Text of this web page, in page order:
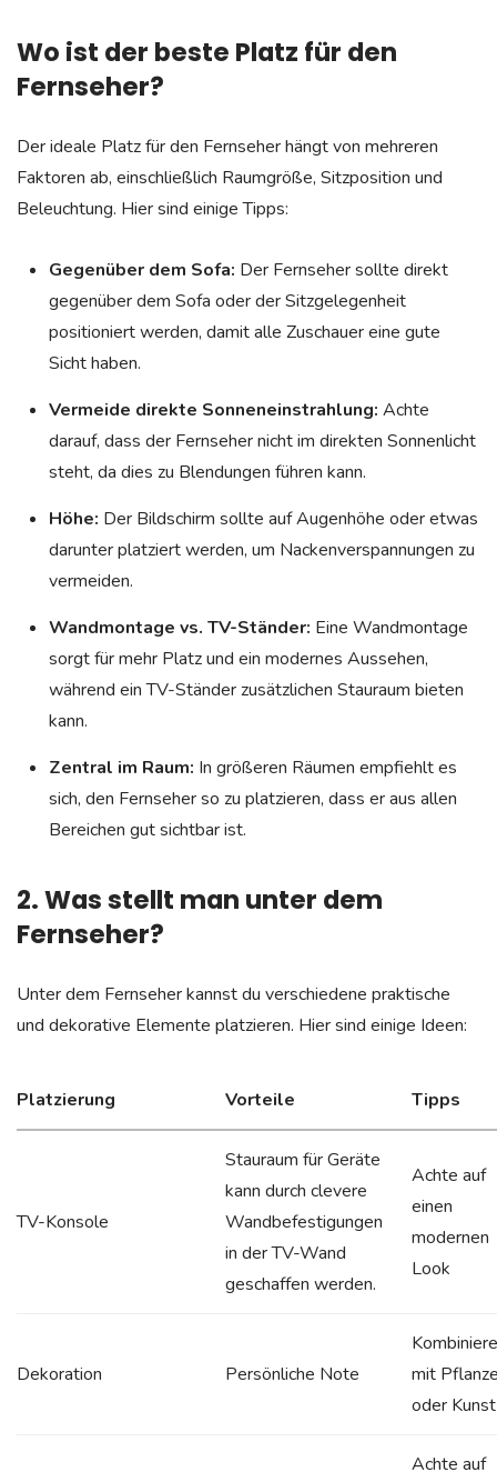
Wo ist der beste Platz für den
Fernseher?
Der ideale Platz für den Fernseher hängt von mehreren
Faktoren ab, einschließlich Raumgröße, Sitzposition und
Beleuchtung. Hier sind einige Tipps:
Gegenüber dem Sofa: Der Fernseher sollte direkt
gegenüber dem Sofa oder der Sitzgelegenheit
positioniert werden, damit alle Zuschauer eine gute
Sicht haben.
Vermeide direkte Sonneneinstrahlung: Achte
darauf, dass der Fernseher nicht im direkten Sonnenlicht
steht, da dies zu Blendungen führen kann.
Höhe: Der Bildschirm sollte auf Augenhöhe oder etwas
darunter platziert werden, um Nackenverspannungen zu
vermeiden.
Wandmontage vs. TV-Ständer: Eine Wandmontage
sorgt für mehr Platz und ein modernes Aussehen,
während ein TV-Ständer zusätzlichen Stauraum bieten
kann.
Zentral im Raum: In größeren Räumen empfiehlt es
sich, den Fernseher so zu platzieren, dass er aus allen
Bereichen gut sichtbar ist.
2. Was stellt man unter dem
Fernseher?
Unter dem Fernseher kannst du verschiedene praktische
und dekorative Elemente platzieren. Hier sind einige Ideen:
Platzierung Vorteile Tipps
TV-Konsole
Stauraum für Geräte
kann durch clevere
Wandbefestigungen
in der TV-Wand
geschaffen werden.
Achte auf
einen
modernen
Look
Dekoration Persönliche Note
Kombiniere
mit
oder Kunst
Achte auf